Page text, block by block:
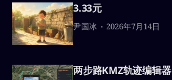
3.33元
尹国冰 2026年7月14日
两步路KMZ轨迹编辑器